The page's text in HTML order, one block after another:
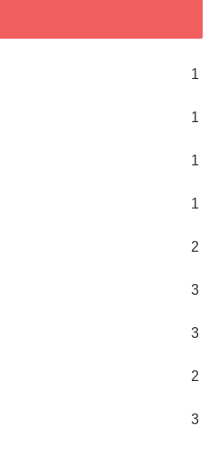
1
1
1
1
2
3
3
2
3